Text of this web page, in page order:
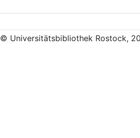
© Universitätsbibliothek Rostock,